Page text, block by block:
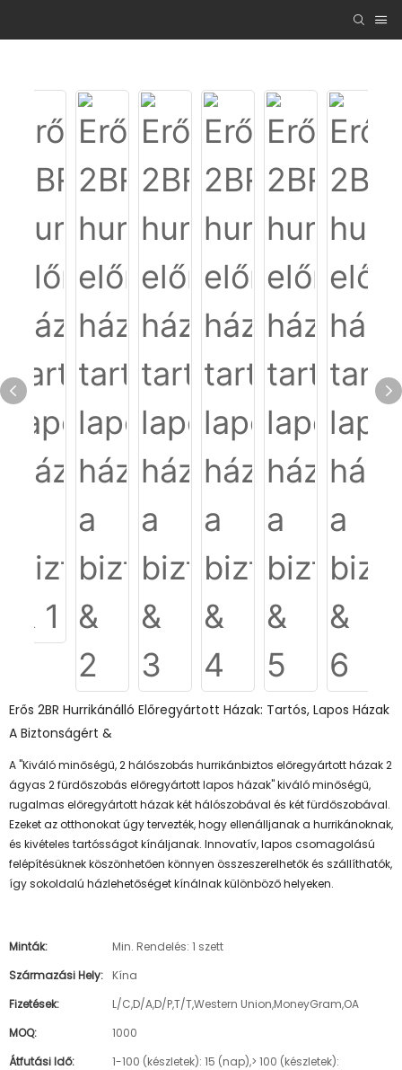
Erős 2BR Hurrikánálló Előregyártott Házak: Tartós, Lapos Házak
A Biztonságért &
A "Kiváló minőségű, 2 hálószobás hurrikánbiztos előregyártott házak 2
ágyas 2 fürdőszobás előregyártott lapos házak" kiváló minőségű,
rugalmas előregyártott házak két hálószobával és két fürdőszobával.
Ezeket az otthonokat úgy tervezték, hogy ellenálljanak a hurrikánoknak,
és kivételes tartósságot kínáljanak. Innovatív, lapos csomagolású
felépítésüknek köszönhetően könnyen összeszerelhetők és szállíthatók,
így sokoldalú házlehetőséget kínálnak különböző helyeken.
Minták:
Min. Rendelés: 1 szett
Származási Hely:
Kína
Fizetések:
L/C,D/A,D/P,T/T,Western Union,MoneyGram,OA
MOQ:
1000
Átfutási Idő:
1-100 (készletek): 15 (nap),> 100 (készletek):